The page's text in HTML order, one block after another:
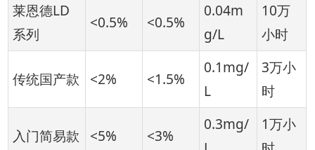
莱恩德LD
系列
<0.5% <0.5%
0.04m
g/L
10万
小时
传统国产款 <2% <1.5%
0.1mg/
L
3万小
时
入门简易款 <5% <3%
0.3mg/
1万小